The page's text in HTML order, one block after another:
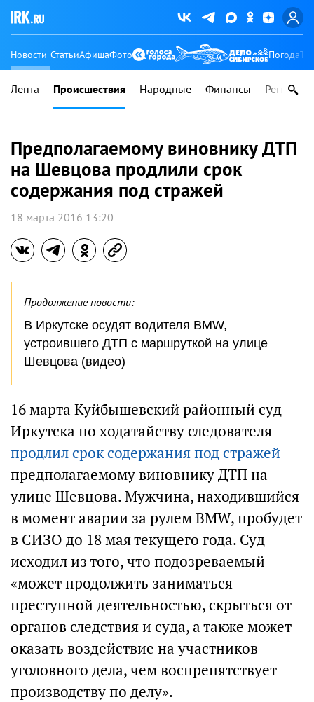
Новости СтатьиАфишаФото Погода
Лента Происшествия Народные Финансы Регионы
Предполагаемому виновнику ДТП
на Шевцова продлили срок
содержания под стражей
18 марта 2016 13:20
Продолжение новости:
В Иркутске осудят водителя BMW,
устроившего ДТП с маршруткой на улице
Шевцова (видео)
16 марта Куйбышевский районный суд
Иркутска по ходатайству следователя
продлил срок содержания под стражей
предполагаемому виновнику ДТП на
улице Шевцова. Мужчина, находившийся
в момент аварии за рулем BMW, пробудет
в СИЗО до 18 мая текущего года. Суд
исходил из того, что подозреваемый
«может продолжить заниматься
преступной деятельностью, скрыться от
органов следствия и суда, а также может
оказать воздействие на участников
уголовного дела, чем воспрепятствует
производству по делу».